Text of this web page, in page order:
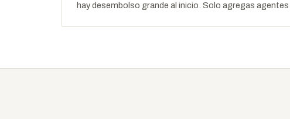
hay desembolso grande al inicio. Solo agregas agentes